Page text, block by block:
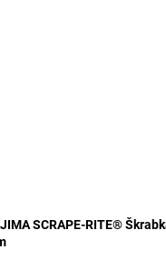
SCRAPE-RITE®